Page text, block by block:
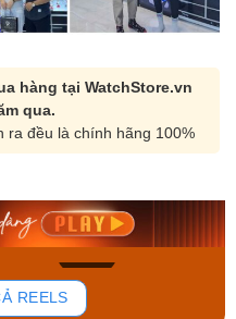
hàng tại WatchStore.vn
qua.
ra đều là chính hãng 100%
Casio Nam MTS-
Mua ngay
REELS